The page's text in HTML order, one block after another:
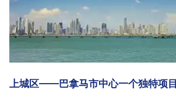
上城区——巴拿马市中心一个独特项目